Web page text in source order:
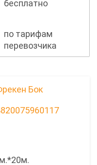
бесплатно
по тарифам
перевозчика
Бок